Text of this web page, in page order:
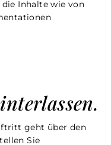
Inhalte wie von
geht über den
Sie